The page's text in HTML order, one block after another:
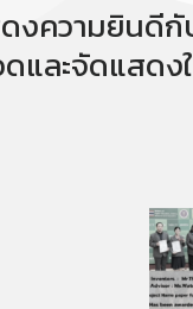
งความยินดีกั
ดและจัดแสด